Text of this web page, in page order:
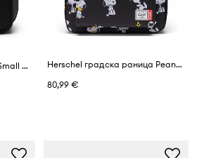
Раница Herschel Retreat Small Backpack Retreat™
Herschel градска раница Peanuts® Classic™ XL
80,99 €